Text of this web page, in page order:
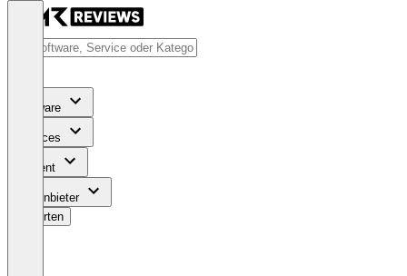
Software
Services
Content
Für Anbieter
Bewerten